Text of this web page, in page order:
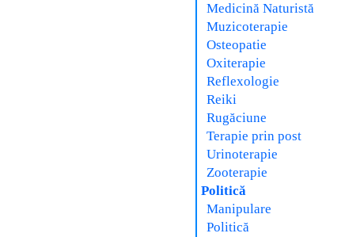
Medicină Naturistă
Muzicoterapie
Osteopatie
Oxiterapie
Reflexologie
Reiki
Rugăciune
Terapie prin post
Urinoterapie
Zooterapie
Politică
Manipulare
Politică